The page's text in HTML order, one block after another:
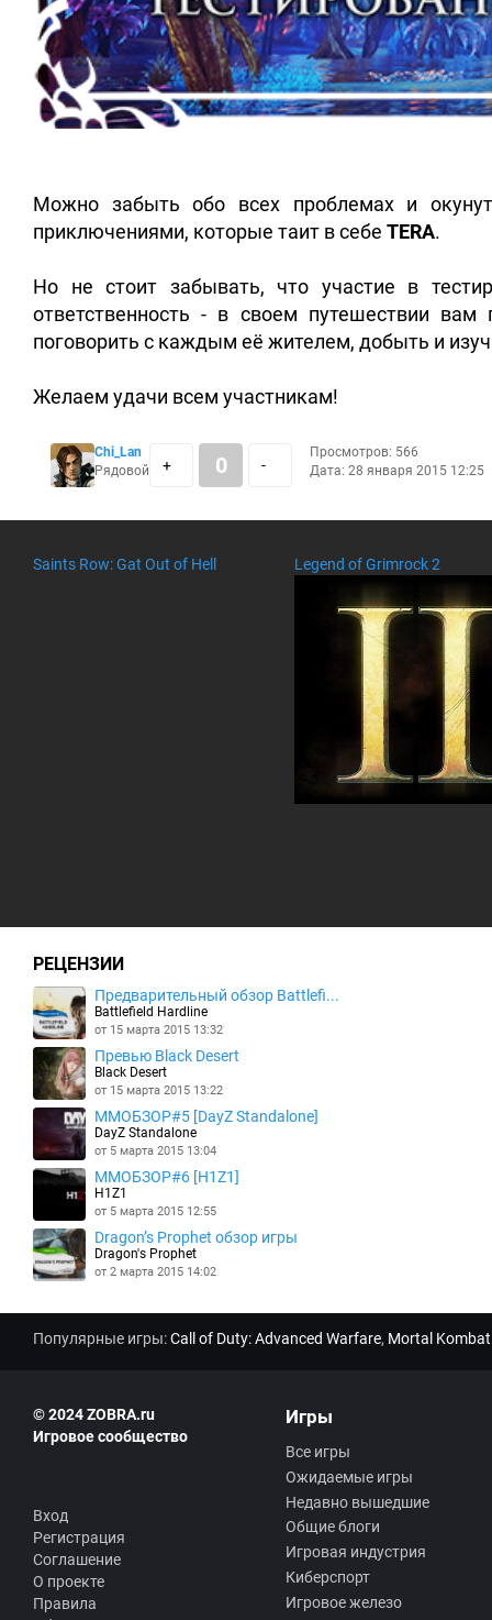
Можно забыть обо всех проблемах и
приключениями, которые таит в себе TERA.
Но не стоит забывать, что участие в
ответственность - в своем путешествии вам
поговорить с каждым её жителем, добыть и
Желаем удачи всем участникам!
Chi_Lan
Рядовой
+ 0 -
Просмотров: 566
Дата: 28 января 2015 12:25
Saints Row: Gat Out of Hell Legend of Grimrock 2
РЕЦЕНЗИИ
Предварительный обзор Battlefi...
Battlefield Hardline
от 15 марта 2015 13:32
Превью Black Desert
Black Desert
от 15 марта 2015 13:22
MMOБЗОР#5 [DayZ Standalone]
DayZ Standalone
от 5 марта 2015 13:04
MMOБЗОР#6 [H1Z1]
H1Z1
от 5 марта 2015 12:55
Dragon’s Prophet обзор игры
Dragon's Prophet
от 2 марта 2015 14:02
Популярные игры:Call of Duty: Advanced Warfare, Mortal
© 2024 ZOBRA.ru
Игровое сообщество
Вход
Регистрация
Соглашение
О проекте
Правила
Игры
Все игры
Ожидаемые игры
Недавно вышедшие
Общие блоги
Игровая индустрия
Киберспорт
Игровое железо